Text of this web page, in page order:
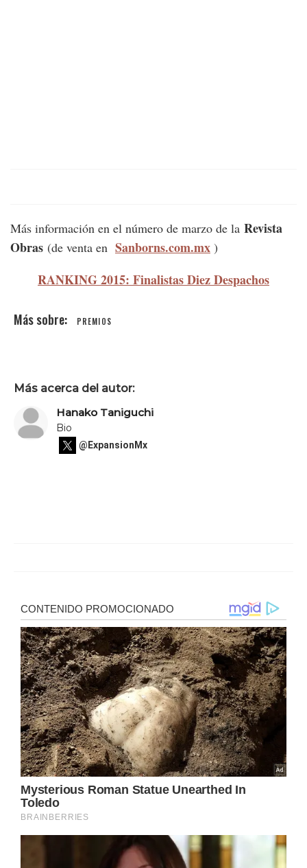
Más información en el número de marzo de la Revista
Obras (de venta en Sanborns.com.mx )
RANKING 2015: Finalistas Diez Despachos
PREMIOS
Más acerca del autor:
Hanako Taniguchi
Bio
@ExpansionMx